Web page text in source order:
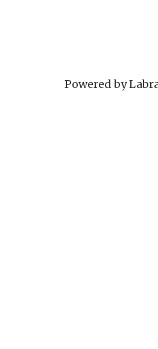
Powered by